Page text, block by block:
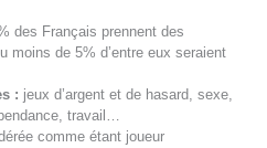
des Français prennent des
moins de 5% d’entre eux seraient
: jeux d’argent et de hasard, sexe,
travail…
comme étant joueur